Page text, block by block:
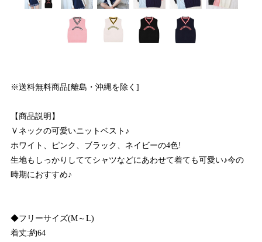
※送料無料商品[離島・沖縄を除く]
【商品説明】
Ｖネックの可愛いニットベスト♪
ホワイト、ピンク、ブラック、ネイビーの4色!
生地もしっかりしててシャツなどにあわせて着ても可愛い♪今の
時期におすすめ♪
◆フリーサイズ(M～L)
着丈:約64